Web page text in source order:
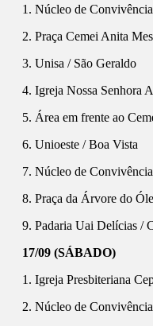
1. Núcleo de
2. Praça Cemei Anita
3. Unisa / São Geraldo
4. Igreja Nossa Senhora
5. Área em frente ao
6. Unioeste / Boa Vista
7. Núcleo de
8. Praça da Árvore do
9. Padaria Uai Delícias /
17/09 (SÁBADO)
1. Igreja Presbiteriana
2. Núcleo de